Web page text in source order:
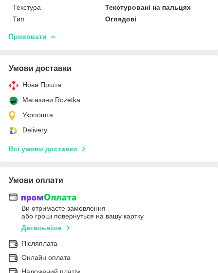
Текстура
Текстуровані на пальцях
Тип
Оглядові
Приховати
Умови доставки
Нова Пошта
Магазини Rozetka
Укрпошта
Delivery
Всі умови доставки
Умови оплати
Ви отримаєте замовлення
або гроші повернуться на вашу картку
Детальніше
Післяплата
Онлайн оплата